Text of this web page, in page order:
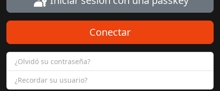
Conectar
¿Olvidó su contraseña?
¿Recordar su usuario?